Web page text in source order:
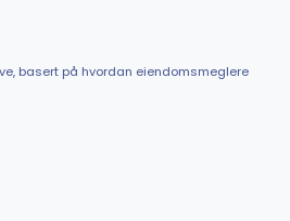
basert på hvordan eiendomsmeglere